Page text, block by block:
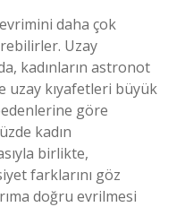
daha çok
Uzay
kadınların astronot
uzay kıyafetleri büyük
göre
kadın
birlikte,
farklarını göz
doğru evrilmesi